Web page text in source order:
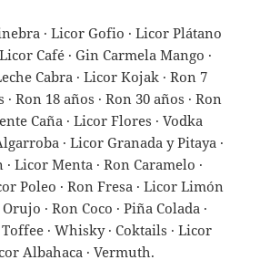
· Licor Gofio · Licor Plátano
Café · Gin Carmela Mango ·
Cabra · Licor Kojak · Ron 7
· Ron 18 años · Ron 30 años · Ron
Caña · Licor Flores · Vodka
· Licor Granada y Pitaya ·
Licor Menta · Ron Caramelo ·
Poleo · Ron Fresa · Licor Limón
· Ron Coco · Piña Colada ·
· Whisky · Coktails · Licor
Albahaca · Vermuth.